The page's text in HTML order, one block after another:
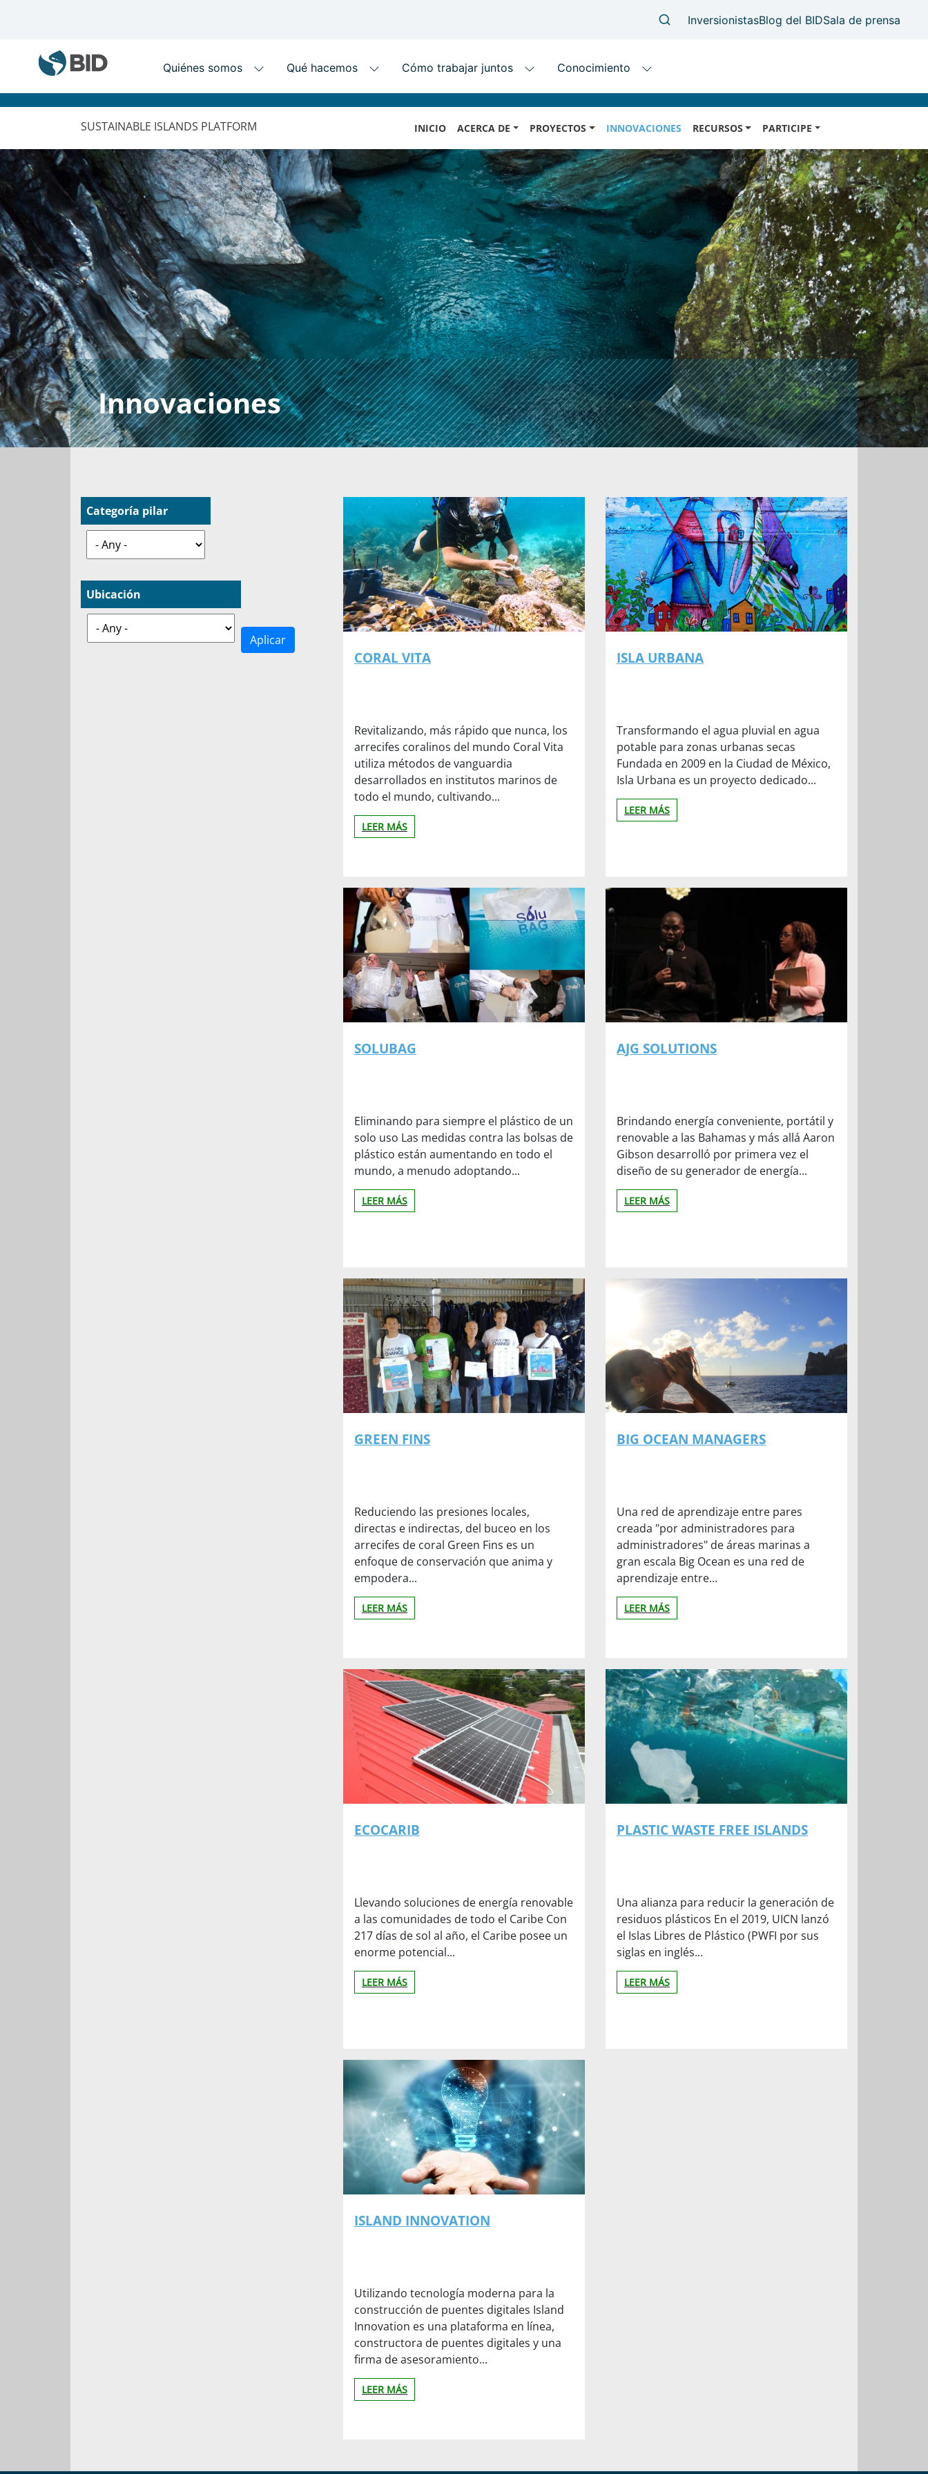
MAIN
NAVIGATION
content
SUSTAINABLE ISLANDS PLATFORM
NAVIGATION
INICIO ACERCA DE PROYECTOS INNOVACIONES RECURSOS PARTICIPE
Innovaciones
Categoría pilar
Ubicación
Aplicar
CORAL VITA
Revitalizando, más rápido que nunca, los
arrecifes coralinos del mundo Coral Vita
utiliza métodos de vanguardia
desarrollados en institutos marinos de
todo el mundo, cultivando...
LEER MÁS
ISLA URBANA
Transformando el agua pluvial en agua
potable para zonas urbanas secas
Fundada en 2009 en la Ciudad de México,
Isla Urbana es un proyecto dedicado...
LEER MÁS
SOLUBAG
Eliminando para siempre el plástico de un
solo uso Las medidas contra las bolsas de
plástico están aumentando en todo el
mundo, a menudo adoptando...
LEER MÁS
AJG SOLUTIONS
Brindando energía conveniente, portátil y
renovable a las Bahamas y más allá Aaron
Gibson desarrolló por primera vez el
diseño de su generador de energía...
LEER MÁS
GREEN FINS
Reduciendo las presiones locales,
directas e indirectas, del buceo en los
arrecifes de coral Green Fins es un
enfoque de conservación que anima y
empodera...
LEER MÁS
BIG OCEAN MANAGERS
Una red de aprendizaje entre pares
creada "por administradores para
administradores" de áreas marinas a
gran escala Big Ocean es una red de
aprendizaje entre...
LEER MÁS
ECOCARIB
Llevando soluciones de energía renovable
a las comunidades de todo el Caribe Con
217 días de sol al año, el Caribe posee un
enorme potencial...
LEER MÁS
PLASTIC WASTE FREE ISLANDS
Una alianza para reducir la generación de
residuos plásticos En el 2019, UICN lanzó
el Islas Libres de Plástico (PWFI por sus
siglas en inglés...
LEER MÁS
ISLAND INNOVATION
Utilizando tecnología moderna para la
construcción de puentes digitales Island
Innovation es una plataforma en línea,
constructora de puentes digitales y una
firma de asesoramiento...
LEER MÁS